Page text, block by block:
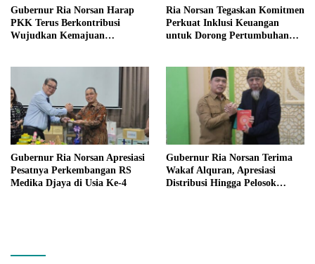
Gubernur Ria Norsan Harap
PKK Terus Berkontribusi
Wujudkan Kemajuan
Ria Norsan Tegaskan Komitmen
Perkuat Inklusi Keuangan
untuk Dorong Pertumbuhan
Gubernur Ria Norsan Apresiasi
Pesatnya Perkembangan RS
Medika Djaya di Usia Ke-4
Gubernur Ria Norsan Terima
Wakaf Alquran, Apresiasi
Distribusi Hingga Pelosok